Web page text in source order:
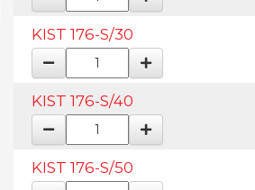
KIST 176-S/30
KIST 176-S/40
KIST 176-S/50